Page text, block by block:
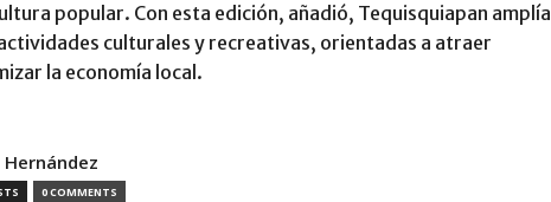
popular. Con esta edición, añadió, Tequisquiapan amplía
culturales y recreativas, orientadas a atraer
la economía local.
Hernández
0 COMMENTS